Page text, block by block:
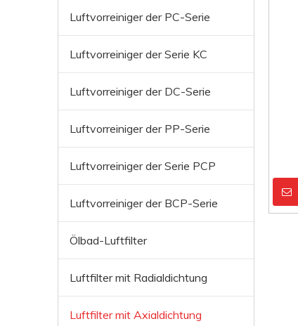
Luftvorreiniger der PC-Serie
Luftvorreiniger der Serie KC
Luftvorreiniger der DC-Serie
Luftvorreiniger der PP-Serie
Luftvorreiniger der Serie PCP
Luftvorreiniger der BCP-Serie
Ölbad-Luftfilter
Luftfilter mit Radialdichtung
Luftfilter mit Axialdichtung